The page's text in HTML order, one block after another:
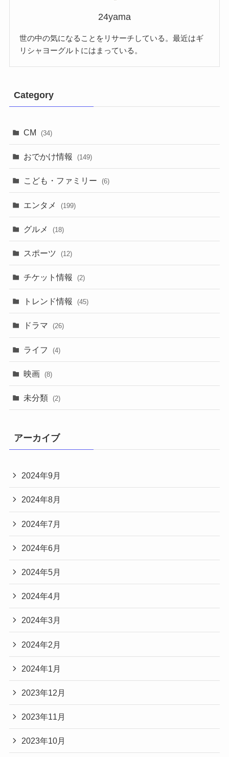
24yama
世の中の気になることをリサーチしている。最近はギ
リシャヨーグルトにはまっている。
Category
CM (34)
おでかけ情報 (149)
こども・ファミリー (6)
エンタメ (199)
グルメ (18)
スポーツ (12)
チケット情報 (2)
トレンド情報 (45)
ドラマ (26)
ライフ (4)
映画 (8)
未分類 (2)
アーカイブ
2024年9月
2024年8月
2024年7月
2024年6月
2024年5月
2024年4月
2024年3月
2024年2月
2024年1月
2023年12月
2023年11月
2023年10月